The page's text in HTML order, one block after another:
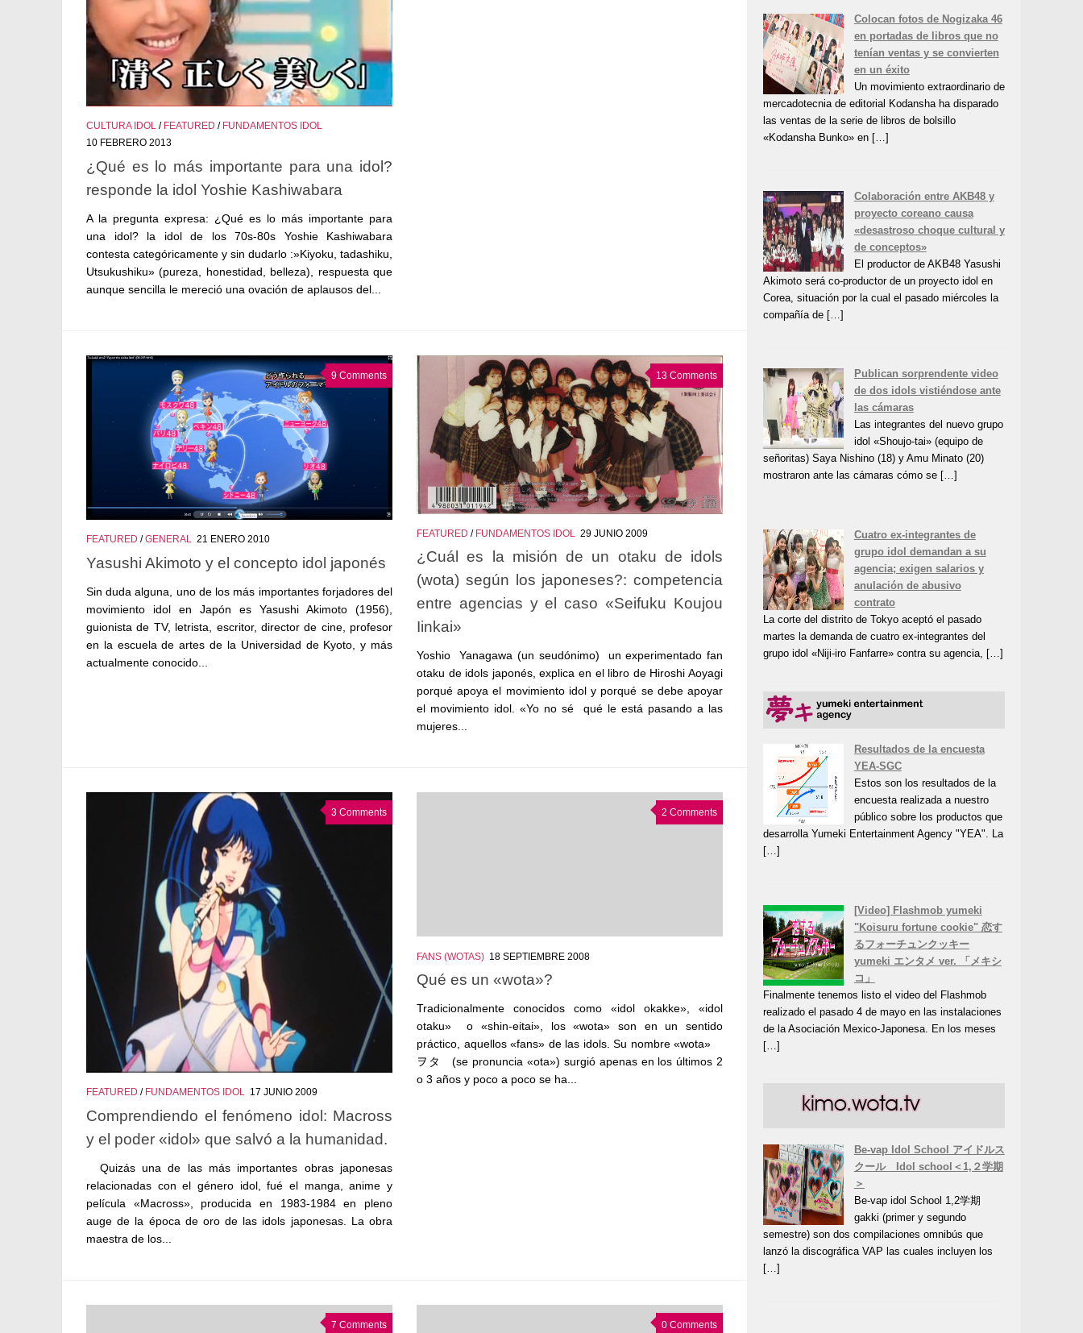
CULTURA IDOL / FEATURED / FUNDAMENTOS IDOL
10 FEBRERO 2013
¿Qué es lo más importante para una idol?
responde la idol Yoshie Kashiwabara
A la pregunta expresa: ¿Qué es lo más importante para
una idol? la idol de los 70s-80s Yoshie Kashiwabara
contesta categóricamente y sin dudarlo :»Kiyoku, tadashiku,
Utsukushiku» (pureza, honestidad, belleza), respuesta que
aunque sencilla le mereció una ovación de aplausos del...
9 Comments
FEATURED /GENERAL 21 ENERO 2010
Yasushi Akimoto y el concepto idol japonés
Sin duda alguna, uno de los más importantes forjadores del
movimiento idol en Japón es Yasushi Akimoto (1956),
guionista de TV, letrista, escritor, director de cine, profesor
en la escuela de artes de la Universidad de Kyoto, y más
actualmente conocido...
13 Comments
FEATURED / FUNDAMENTOS IDOL 29 JUNIO 2009
¿Cuál es la misión de un otaku de idols
(wota) según los japoneses?: competencia
entre agencias y el caso «Seifuku Koujou
Iinkai»
Yoshio Yanagawa (un seudónimo) un experimentado fan
otaku de idols japonés, explica en el libro de Hiroshi Aoyagi
porqué apoya el movimiento idol y porqué se debe apoyar
el movimiento idol. «Yo no sé qué le está pasando a las
mujeres...
3 Comments
FEATURED / FUNDAMENTOS IDOL 17 JUNIO 2009
Comprendiendo el fenómeno idol: Macross
y el poder «idol» que salvó a la humanidad.
Quizás una de las más importantes obras japonesas
relacionadas con el género idol, fué el manga, anime y
película «Macross», producida en 1983-1984 en pleno
auge de la época de oro de las idols japonesas. La obra
maestra de los...
2 Comments
FANS (WOTAS) 18 SEPTIEMBRE 2008
Qué es un «wota»?
Tradicionalmente conocidos como «idol okakke», «idol
otaku» o «shin-eitai», los «wota» son en un sentido
práctico, aquellos «fans» de las idols. Su nombre «wota»
ヲタ (se pronuncia «ota») surgió apenas en los últimos 2
o 3 años y poco a poco se ha...
7 Comments 0 Comments
Colocan fotos de Nogizaka 46
en portadas de libros que no
tenían ventas y se convierten
en un éxito
Un movimiento extraordinario de
mercadotecnia de editorial Kodansha ha disparado
las ventas de la serie de libros de bolsillo
«Kodansha Bunko» en […]
Colaboración entre AKB48 y
proyecto coreano causa
«desastroso choque cultural y
de conceptos»
El productor de AKB48 Yasushi
Akimoto será co-productor de un proyecto idol en
Corea, situación por la cual el pasado miércoles la
compañía de […]
Publican sorprendente video
de dos idols vistiéndose ante
las cámaras
Las integrantes del nuevo grupo
idol «Shoujo-tai» (equipo de
señoritas) Saya Nishino (18) y Amu Minato (20)
mostraron ante las cámaras cómo se […]
Cuatro ex-integrantes de
grupo idol demandan a su
agencia; exigen salarios y
anulación de abusivo
contrato
La corte del distrito de Tokyo aceptó el pasado
martes la demanda de cuatro ex-integrantes del
grupo idol «Niji-iro Fanfarre» contra su agencia, […]
Resultados de la encuesta
YEA-SGC
Estos son los resultados de la
encuesta realizada a nuestro
público sobre los productos que
desarrolla Yumeki Entertainment Agency "YEA". La
[…]
[Video] Flashmob yumeki
"Koisuru fortune cookie" 恋す
るフォーチュンクッキー
yumeki エンタメ ver. 「メキシ
コ」
Finalmente tenemos listo el video del Flashmob
realizado el pasado 4 de mayo en las instalaciones
de la Asociación Mexico-Japonesa. En los meses
[…]
Be-vap Idol School アイドルス
クール Idol school＜1,２学期
＞
Be-vap idol School 1,2学期
gakki (primer y segundo
semestre) son dos compilaciones omnibús que
lanzó la discográfica VAP las cuales incluyen los
[…]